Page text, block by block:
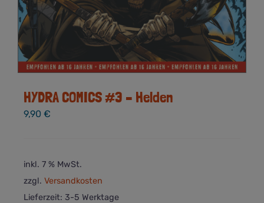
HYDRA COMICS #3 – Helden
9,90 €
inkl. 7 % MwSt.
zzgl. Versandkosten
Lieferzeit: 3-5 Werktage